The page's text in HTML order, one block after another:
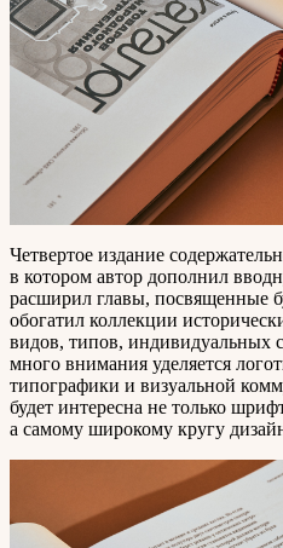
Четвертое издание
в котором автор дополнил
расширил главы, посвященные
обогатил коллекции
видов, типов, индивидуальных
много внимания уделяется
типографики и визуальной
будет интересна не только
а самому широкому кругу